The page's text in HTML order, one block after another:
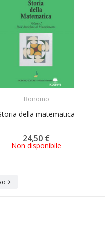
Bonomo
della matematica
24,50 €
Non disponibile
